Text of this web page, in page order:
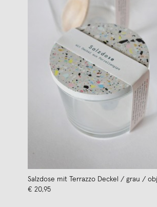
Salzdose mit Terrazzo Deckel / grau /
€ 20,95